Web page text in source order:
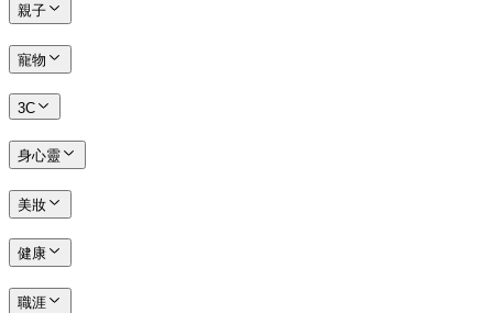
親子
寵物
3C
身心靈
美妝
健康
職涯